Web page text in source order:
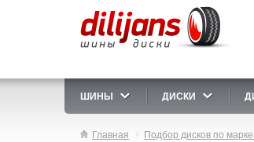
ШИНЫ ДИСКИ
Главная Подбор дисков по марке